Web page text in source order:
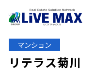
マンション
リテラス菊川